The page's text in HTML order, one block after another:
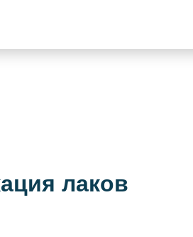
лаков